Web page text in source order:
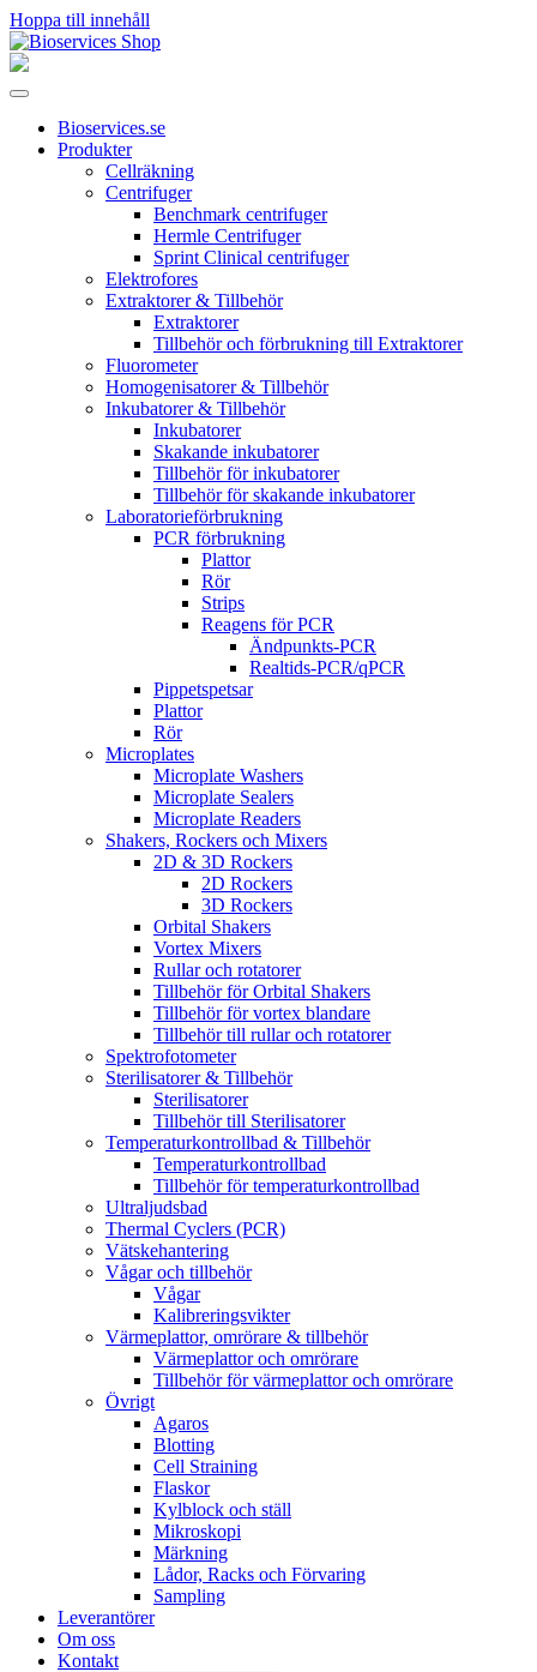
Hoppa till innehåll
Huvudnavigering
Bioservices.se
Produkter
Cellräkning
Centrifuger
Benchmark centrifuger
Hermle Centrifuger
Sprint Clinical centrifuger
Elektrofores
Extraktorer & Tillbehör
Extraktorer
Tillbehör och förbrukning till Extraktorer
Fluorometer
Homogenisatorer & Tillbehör
Inkubatorer & Tillbehör
Inkubatorer
Skakande inkubatorer
Tillbehör för inkubatorer
Tillbehör för skakande inkubatorer
Laboratorieförbrukning
PCR förbrukning
Plattor
Rör
Strips
Reagens för PCR
Ändpunkts-PCR
Realtids-PCR/qPCR
Pippetspetsar
Plattor
Rör
Microplates
Microplate Washers
Microplate Sealers
Microplate Readers
Shakers, Rockers och Mixers
2D & 3D Rockers
2D Rockers
3D Rockers
Orbital Shakers
Vortex Mixers
Rullar och rotatorer
Tillbehör för Orbital Shakers
Tillbehör för vortex blandare
Tillbehör till rullar och rotatorer
Spektrofotometer
Sterilisatorer & Tillbehör
Sterilisatorer
Tillbehör till Sterilisatorer
Temperaturkontrollbad & Tillbehör
Temperaturkontrollbad
Tillbehör för temperaturkontrollbad
Ultraljudsbad
Thermal Cyclers (PCR)
Vätskehantering
Vågar och tillbehör
Vågar
Kalibreringsvikter
Värmeplattor, omrörare & tillbehör
Värmeplattor och omrörare
Tillbehör för värmeplattor och omrörare
Övrigt
Agaros
Blotting
Cell Straining
Flaskor
Kylblock och ställ
Mikroskopi
Märkning
Lådor, Racks och Förvaring
Sampling
Leverantörer
Om oss
Kontakt